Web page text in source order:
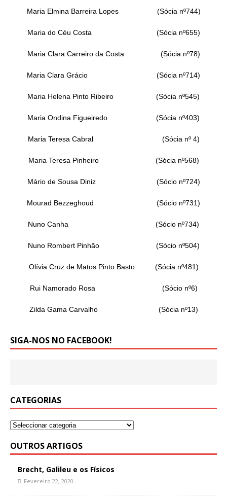
Maria Elmina Barreira Lopes (Sócia nº744)
Maria do Céu Costa (Sócia nº655)
Maria Clara Carreiro da Costa (Sócia nº78)
Maria Clara Grácio (Sócia nº714)
Maria Helena Pinto Ribeiro (Sócia nº545)
Maria Ondina Figueiredo (Sócia nº403)
Maria Teresa Cabral (Sócia nº 4)
Maria Teresa Pinheiro (Sócia nº568)
Mário de Sousa Diniz (Sócio nº724)
Mourad Bezzeghoud (Sócio nº731)
Nuno Canha (Sócio nº734)
Nuno Rombert Pinhão (Sócio nº504)
Olívia Cruz de Matos Pinto Basto (Sócia nº481)
Rui Namorado Rosa (Sócio nº6)
Zilda Gama Carvalho (Sócia nº13)
SIGA-NOS NO FACEBOOK!
CATEGORIAS
OUTROS ARTIGOS
Brecht, Galileu e os Físicos
Fevereiro 22, 2020